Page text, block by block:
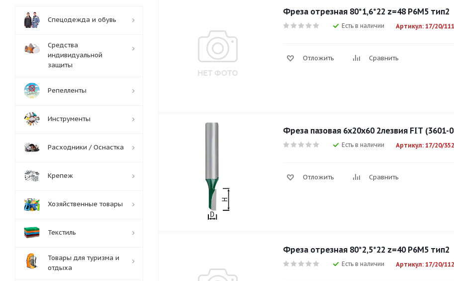
Фреза отрезная 80*1,6*22 z=48 Р6М5 тип2
Есть в наличии Артикул: 17/20/
Отложить Сравнить
Фреза пазовая 6х20х60 2лезвия FIT (3601-
Есть в наличии Артикул: 17/20/
Отложить Сравнить
Фреза отрезная 80*2,5*22 z=40 Р6М5 тип2
Есть в наличии Артикул: 17/20/
Спецодежда и обувь
Средства
индивидуальной
защиты
Репелленты
Инструменты
Расходники / Оснастка
Крепеж
Хозяйственные товары
Текстиль
Товары для туризма и
отдыха